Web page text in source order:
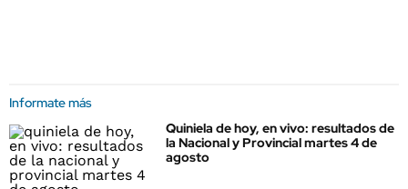
Informate más
Quiniela de hoy, en vivo: resultados de
la Nacional y Provincial martes 4 de
agosto